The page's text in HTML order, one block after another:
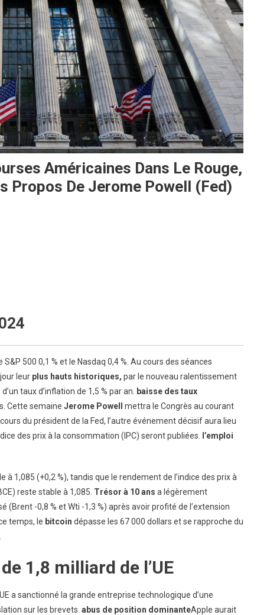
Américaines Dans Le Rouge,
Propos De Jerome Powell (Fed)
500 0,1 % et le Nasdaq 0,4 %. Au cours des séances
leur plus hauts historiques, par le nouveau ralentissement
taux d’inflation de 1,5 % par an.
baisse des taux
Cette semaine Jerome Powell
mettra le Congrès au courant
du président de la Fed, l’autre événement décisif aura lieu
des prix à la consommation (IPC) seront publiées.
l’emploi
à 1,085 (+0,2 %), tandis que le rendement de l’indice des prix à
reste stable à 1,085. Trésor à 10 ans a légèrement
(Brent -0,8 % et Wti -1,3 %) après avoir profité de l’extension
temps, le bitcoin dépasse les 67 000 dollars et se rapproche du
1,8 milliard de l’UE
a sanctionné la grande entreprise technologique d’une
sur les brevets. abus de position dominanteApple aurait